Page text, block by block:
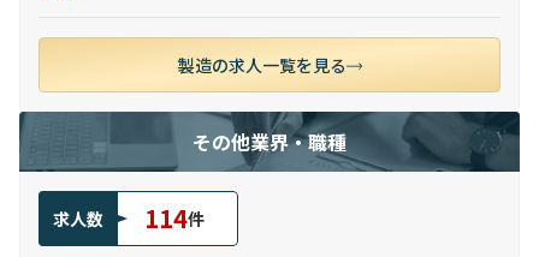
製造の求人一覧を見る
その他業界・職種
求人数 114件